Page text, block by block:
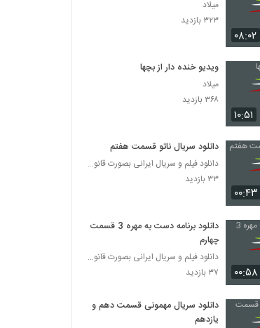
۰۸:۰۲
میلاد
۳۲۳ بازدید
۱۰:۵۱
ویدیو خنده دار از بچها
میلاد
۳۶۸ بازدید
۰۰:۴۳
دانلود سریال ناتو قسمت هفتم
دانلود فیلم و سریال ایرانی بصورت قانونی
۳۳ بازدید
۰۰:۵۸
دانلود برنامه دست به مهره 3 قسمت
چهارم
دانلود فیلم و سریال ایرانی بصورت قانونی
۳۷ بازدید
دانلود سریال مهمونی قسمت دهم و
یازدهم